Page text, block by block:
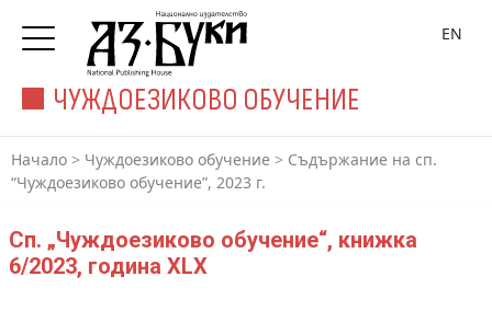
ЧУЖДОЕЗИКОВО ОБУЧЕНИЕ
EN
Начало > Чуждоезиково обучение > Съдържание на сп.
“Чуждоезиково обучение”, 2023 г.
Сп. „Чуждоезиково обучение“, книжка
6/2023, година XLX